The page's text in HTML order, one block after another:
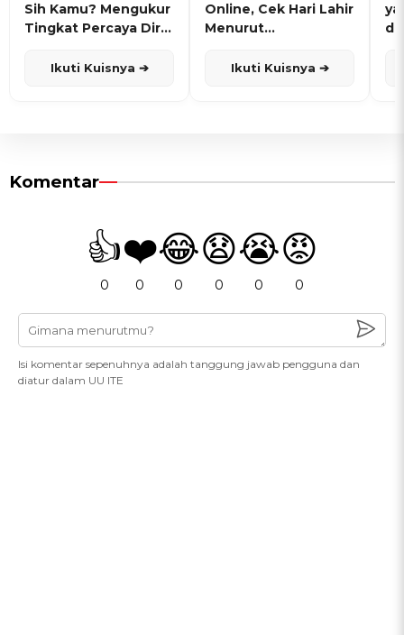
Sih Kamu? Mengukur
Tingkat Percaya Diri
Ikuti Kuisnya ➔
Online, Cek Hari Lahir
Menurut
Ikuti Kuisnya ➔
Komentar
👍
0
❤️
0
😂
0
😧
0
😭
0
😡
0
Isi komentar sepenuhnya adalah tanggung jawab pengguna dan
diatur dalam UU ITE